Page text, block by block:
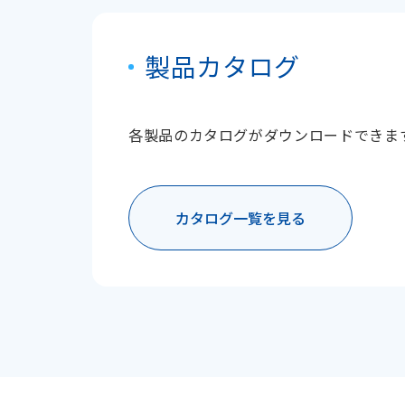
製品カタログ
各製品のカタログがダウンロードできま
カタログ一覧を見る